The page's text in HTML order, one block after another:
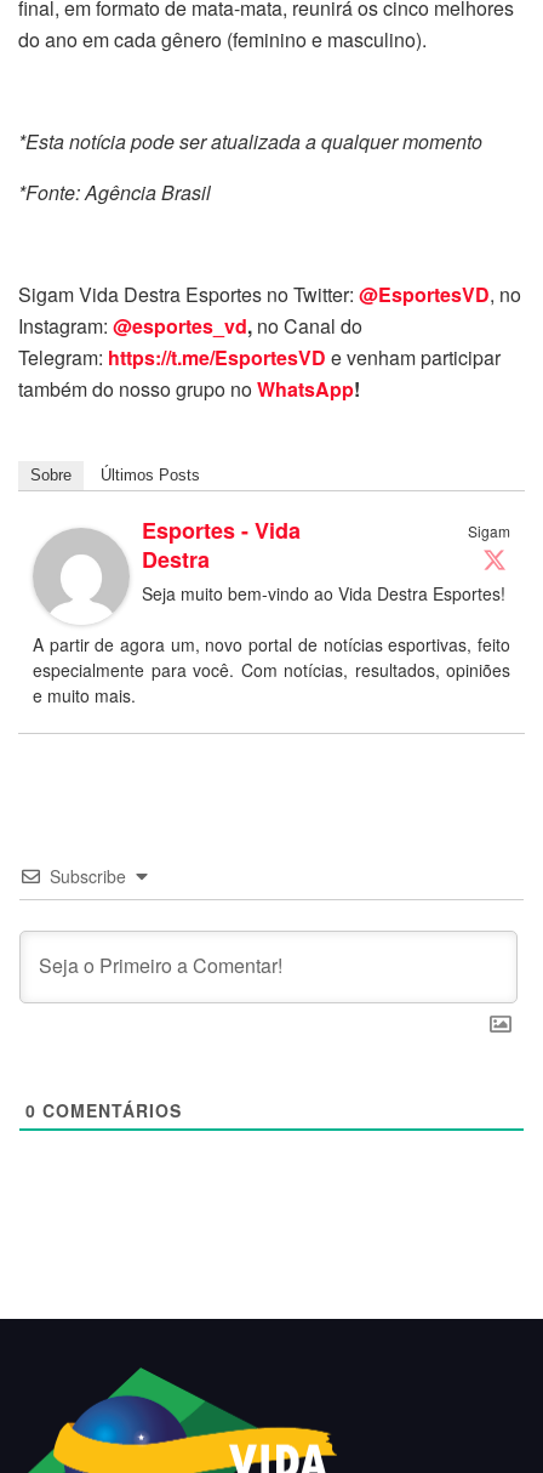
final, em formato de mata-mata, reunirá os cinco melhores
do ano em cada gênero (feminino e masculino).
*Esta notícia pode ser atualizada a qualquer momento
*Fonte: Agência Brasil
Sigam Vida Destra Esportes no Twitter: @EsportesVD, no
Instagram: @esportes_vd, no Canal do
Telegram: https://t.me/EsportesVD e venham participar
também do nosso grupo noWhatsApp!
Sobre Últimos Posts
Sigam
Esportes - Vida
Destra
Seja muito bem-vindo ao Vida Destra Esportes!
A partir de agora um, novo portal de notícias esportivas, feito
especialmente para você. Com notícias, resultados, opiniões
e muito mais.
Subscribe
0 COMENTÁRIOS